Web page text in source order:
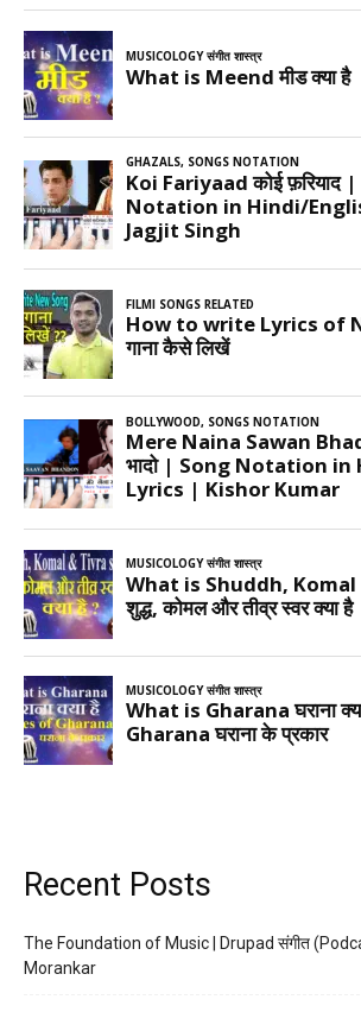
Recent Posts
The Foundation of Music | Drupad संगीत
Morankar